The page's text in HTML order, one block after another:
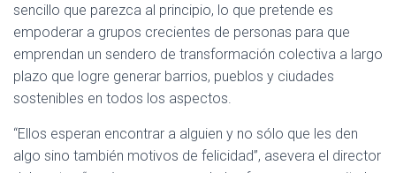
sencillo que parezca al principio, lo que pretende es
empoderar a grupos crecientes de personas para que
emprendan un sendero de transformación colectiva a largo
plazo que logre generar barrios, pueblos y ciudades
sostenibles en todos los aspectos.
“Ellos esperan encontrar a alguien y no sólo que les den
algo sino también motivos de felicidad”, asevera el director